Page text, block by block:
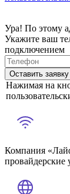
Ура! По этому
Укажите ваш
подключением
Оставить заявку
Нажимая на
Компания
провайдерские